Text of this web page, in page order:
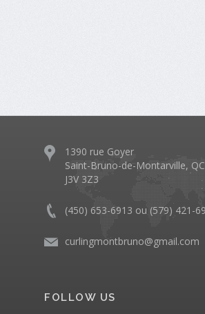
1390 rue Goyer
Saint-Bruno-de-Montarville, QC
J3V 3Z3
(450) 653-6913 ou (579) 421-
curlingmontbruno@gmail.com
FOLLOW US